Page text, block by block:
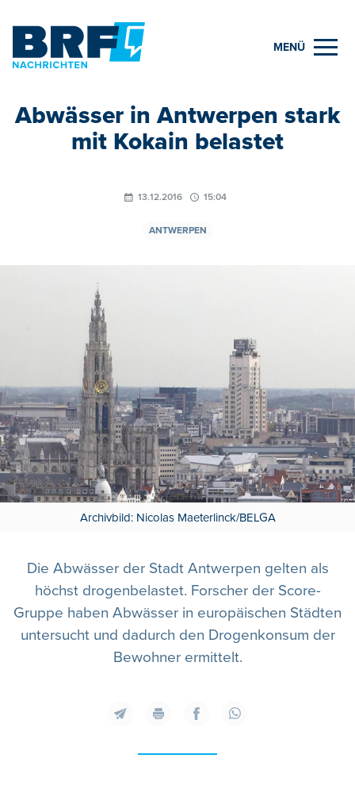
MENÜ
Abwässer in Antwerpen stark
mit Kokain belastet
13.12.2016 15:04
ANTWERPEN
Archivbild: Nicolas Maeterlinck/BELGA
Die Abwässer der Stadt Antwerpen gelten als
höchst drogenbelastet. Forscher der Score-
Gruppe haben Abwässer in europäischen Städten
untersucht und dadurch den Drogenkonsum der
Bewohner ermittelt.